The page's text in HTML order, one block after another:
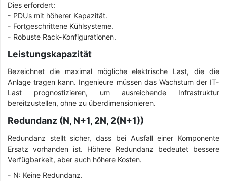
Dies erfordert:
- PDUs mit höherer Kapazität.
- Fortgeschrittene Kühlsysteme.
- Robuste Rack-Konfigurationen.
Leistungskapazität
Bezeichnet die maximal mögliche elektrische Last, die die
Anlage tragen kann. Ingenieure müssen das Wachstum der IT-
Last prognostizieren, um ausreichende Infrastruktur
bereitzustellen, ohne zu überdimensionieren.
Redundanz (N, N+1, 2N, 2(N+1))
Redundanz stellt sicher, dass bei Ausfall einer Komponente
Ersatz vorhanden ist. Höhere Redundanz bedeutet bessere
Verfügbarkeit, aber auch höhere Kosten.
- N: Keine Redundanz.